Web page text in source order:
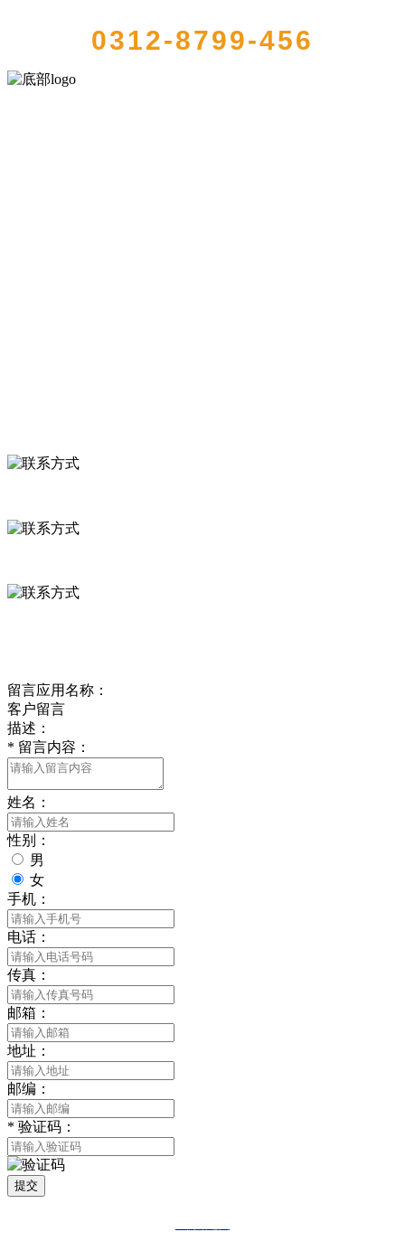
0312-8799-456
留言应用名称：
客户留言
描述：
* 留言内容：
姓名：
性别：
男
女
手机：
电话：
传真：
邮箱：
地址：
邮编：
* 验证码：
提交